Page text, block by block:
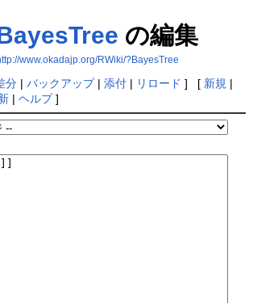
の編集
www.okadajp.org/RWiki/?BayesTree
分| バックアップ| 添付| リロード ] [ 新規 |
| ヘルプ]